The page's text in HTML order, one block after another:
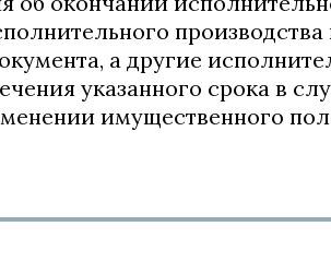
а другие
указанного срока в
имущественного